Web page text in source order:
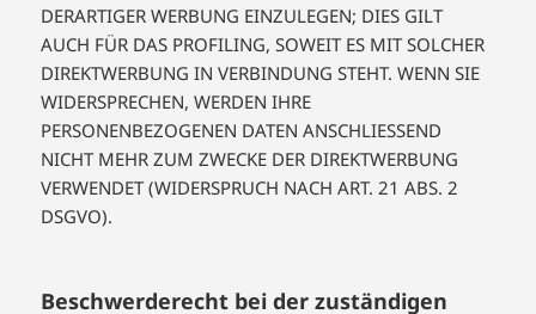
DERARTIGER WERBUNG EINZULEGEN; DIES GILT
AUCH FÜR DAS PROFILING, SOWEIT ES MIT SOLCHER
DIREKTWERBUNG IN VERBINDUNG STEHT. WENN SIE
WIDERSPRECHEN, WERDEN IHRE
PERSONENBEZOGENEN DATEN ANSCHLIESSEND
NICHT MEHR ZUM ZWECKE DER DIREKTWERBUNG
VERWENDET (WIDERSPRUCH NACH ART. 21 ABS. 2
DSGVO).
Beschwerde­recht bei der zuständigen